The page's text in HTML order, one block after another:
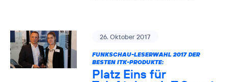
26. Oktober 2017
FUNKSCHAU-LESERWAHL 2017 DER
BESTEN ITK-PRODUKTE:
Platz Eins für